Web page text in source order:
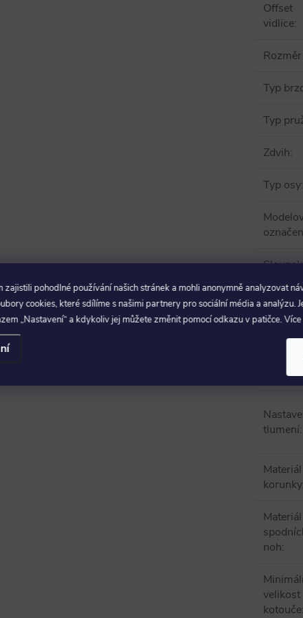
zajistili pohodlné používání našich stránek a mohli anonymně analyzovat
cookies, které sdílíme s našimi partnery pro sociální média a analýzu.
„Nastavení“ a kdykoliv jej můžete změnit pomocí odkazu v patičce.
Offset
vidlice:
Typ
Typ
Zdvih:
Typ osy:
Sloupek
tlumení:
Materiál
korunky
Materiál
noh:
velikost
kotouče: